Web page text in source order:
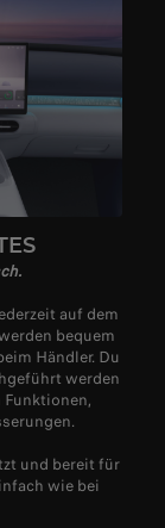
auf dem
bequem
Händler. Du
werden
und bereit für
wie bei